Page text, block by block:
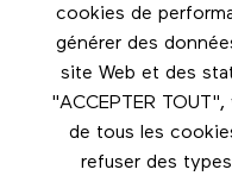
cookies de
générer des
site Web et des
"ACCEPTER
de tous les
refuser des